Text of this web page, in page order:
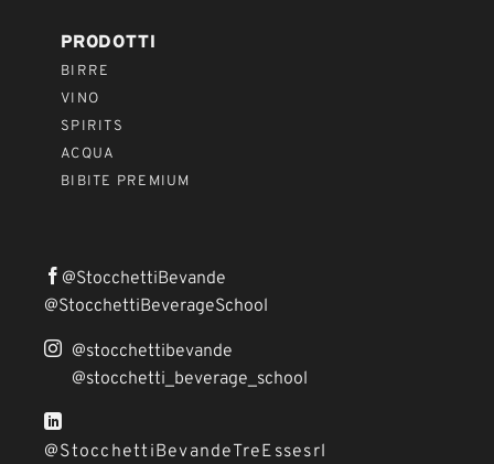
PRODOTTI
BIRRE
VINO
SPIRITS
ACQUA
BIBITE PREMIUM
@StocchettiBevande
@StocchettiBeverageSchool
@stocchettibevande
@stocchetti_beverage_school
@StocchettiBevandeTreEssesrl